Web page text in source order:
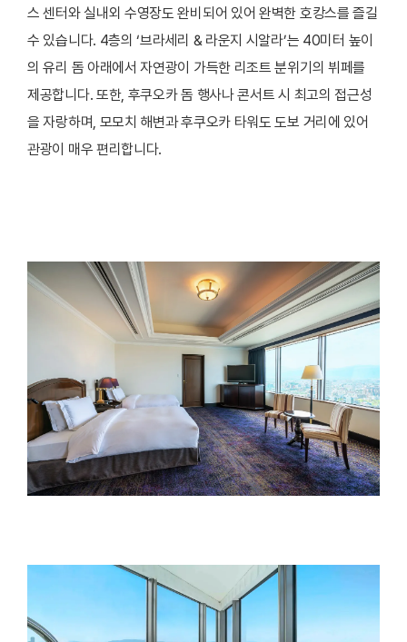
스 센터와 실내외 수영장도 완비되어 있어 완벽한 호캉스를 즐길
수 있습니다. 4층의 ‘브라세리 & 라운지 시알라’는 40미터 높이
의 유리 돔 아래에서 자연광이 가득한 리조트 분위기의 뷔페를
제공합니다. 또한, 후쿠오카 돔 행사나 콘서트 시 최고의 접근성
을 자랑하며, 모모치 해변과 후쿠오카 타워도 도보 거리에 있어
관광이 매우 편리합니다.